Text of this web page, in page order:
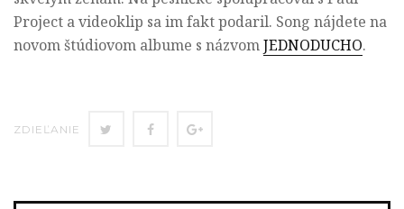
Project a videoklip sa im fakt podaril. Song nájdete na
novom štúdiovom albume s názvomJEDNODUCHO.
ZDIEĽANIE
ZDIEĽAŤZDIEĽAŤ